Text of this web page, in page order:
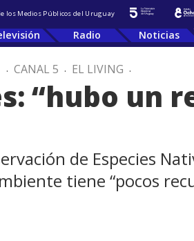
los Medios Públicos del Uruguay
Radio Noticias
. CANAL 5 . EL LIVING .
“hubo un
de Especies
tiene “pocos